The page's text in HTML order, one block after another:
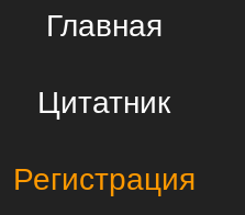
Главная
Цитатник
Регистрация